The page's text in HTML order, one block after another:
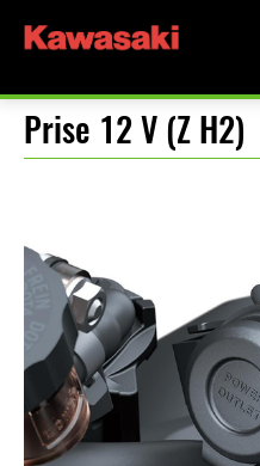
Prise 12 V (Z H2)